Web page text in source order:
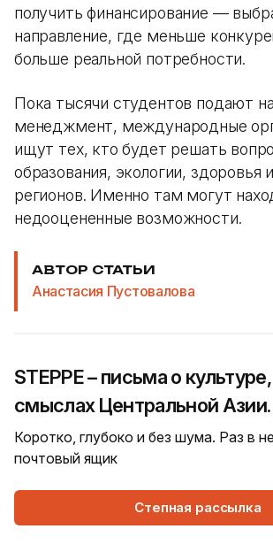
получить финансирование —
направление, где меньше
больше реальной потребности.
Пока тысячи студентов подают
менеджмент, международные
ищут тех, кто будет решать
образования, экологии, здоровья
регионов. Именно там могут
недооцененные возможности.
АВТОР СТАТЬИ
Анастасия Пустовалова
STEPPE – письма о
смыслах Центральной Азии.
Коротко, глубоко и без шума. Раз в
почтовый ящик
Степная рассылка